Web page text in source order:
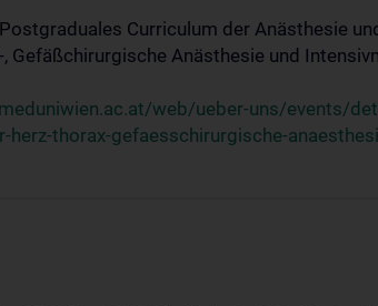
Curriculum der Anästhesie
, Gefäßchirurgische Anästhesie und
web/ueber-uns/events/
herz-thorax-gefaesschirurgische-